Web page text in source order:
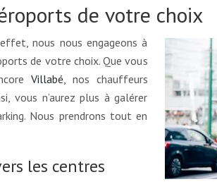
de votre choix
nous nous engageons à
de votre choix. Que vous
Villabé, nos chauffeurs
vous n’aurez plus à galérer
Nous prendrons tout en
les centres